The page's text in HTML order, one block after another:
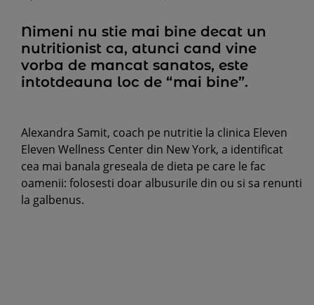
Nimeni nu stie mai bine decat un
nutritionist ca, atunci cand vine
vorba de mancat sanatos, este
intotdeauna loc de “mai bine”.
Alexandra Samit, coach pe nutritie la clinica Eleven
Eleven Wellness Center din New York, a identificat
cea mai banala greseala de dieta pe care le fac
oamenii: folosesti doar albusurile din ou si sa renunti
la galbenus.